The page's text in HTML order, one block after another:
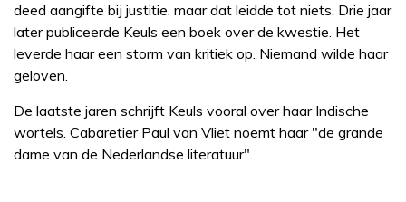
deed aangifte bij justitie, maar dat leidde tot niets. Drie jaar
later publiceerde Keuls een boek over de kwestie. Het
leverde haar een storm van kritiek op. Niemand wilde haar
geloven.
De laatste jaren schrijft Keuls vooral over haar Indische
wortels. Cabaretier Paul van Vliet noemt haar "de grande
dame van de Nederlandse literatuur".